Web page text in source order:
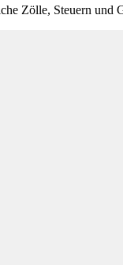
Zölle, Steuern und